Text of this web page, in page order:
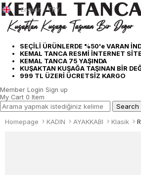
SEÇİLİ ÜRÜNLERDE %50'e VARAN
KEMAL TANCA RESMİ İNTERNET
KEMAL TANCA 75 YAŞINDA
KUŞAKTAN KUŞAĞA TAŞINAN BİR
999 TL ÜZERİ ÜCRETSİZ KARGO
English - TRY
Member Login Sign up
My Cart 0 Item
Homepage KADIN AYAKKABI Klasik